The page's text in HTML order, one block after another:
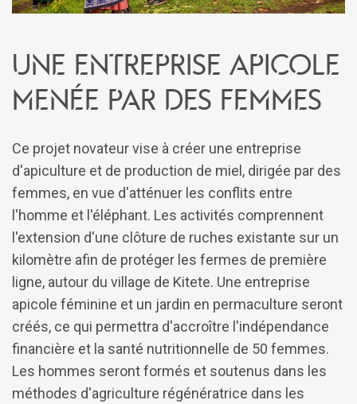
Une entreprise apicole
menée par des femmes
Ce projet novateur vise à créer une entreprise
d'apiculture et de production de miel, dirigée par des
femmes, en vue d'atténuer les conflits entre
l'homme et l'éléphant. Les activités comprennent
l'extension d'une clôture de ruches existante sur un
kilomètre afin de protéger les fermes de première
ligne, autour du village de Kitete. Une entreprise
apicole féminine et un jardin en permaculture seront
créés, ce qui permettra d'accroître l'indépendance
financière et la santé nutritionnelle de 50 femmes.
Les hommes seront formés et soutenus dans les
méthodes d'agriculture régénératrice dans les